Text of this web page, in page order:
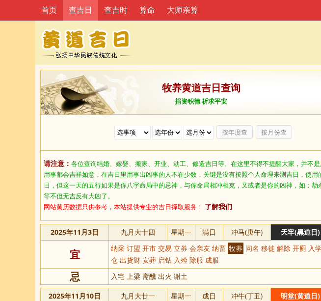
首页 查吉日 查吉时 算命 大师亲算
牧养黄道吉日查询
捐资积德 祈求平安
按年度查 按月份查
请注意： 各位查询结婚、嫁娶、搬家、开业、动工、修造吉日等。在这里不得不提醒大家，并不
用事都会吉祥如意，在吉日里用事出凶事的人不在少数，关键是没有按照个人命理来测吉日，使用
日，但这一天的五行如果是你八字命局中的忌神，与你命局相冲相克，又或者是你的凶神，如：劫
等不但无吉反有大凶了。
网站黄历数据只供参考，本站提供专业的吉日择取服务！ 了解我们
2025年11月3日 九月大十四 星期一 满日 冲马(庚午) 天牢(黑道日)
宜 纳采 订盟 开市 交易 立券 会亲友 纳畜 牧养 问名 移徙 解除 开厕 入
仓 出货财 安葬 启钻 入殓 除服 成服
忌 入宅 上梁 斋醮 出火 谢土
2025年11月10日 九月大廿一 星期一 成日 冲牛(丁丑) 明堂(黄道日)